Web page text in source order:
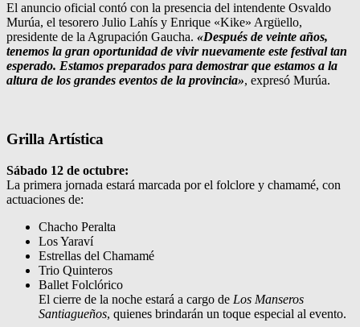
El anuncio oficial contó con la presencia del intendente Osvaldo
Murúa, el tesorero Julio Lahís y Enrique «Kike» Argüello,
presidente de la Agrupación Gaucha. «Después de veinte años,
tenemos la gran oportunidad de vivir nuevamente este festival tan
esperado. Estamos preparados para demostrar que estamos a la
altura de los grandes eventos de la provincia», expresó Murúa.
Grilla Artística
Sábado 12 de octubre:
La primera jornada estará marcada por el folclore y chamamé, con
actuaciones de:
Chacho Peralta
Los Yaraví
Estrellas del Chamamé
Trio Quinteros
Ballet Folclórico
El cierre de la noche estará a cargo de Los Manseros
Santiagueños, quienes brindarán un toque especial al evento.